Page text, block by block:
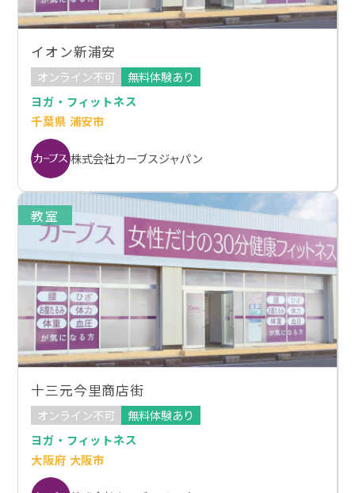
イオン新浦安
オンライン不可
無料体験あり
ヨガ・フィットネス
千葉県 浦安市
株式会社カーブスジャパン
教室
十三元今里商店街
オンライン不可
無料体験あり
ヨガ・フィットネス
大阪府 大阪市